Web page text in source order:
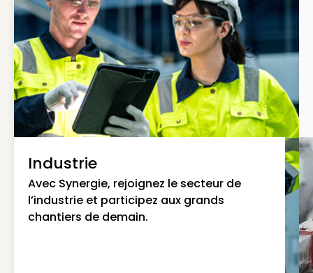
Industrie
Avec Synergie, rejoignez le secteur de
l’industrie et participez aux grands
chantiers de demain.